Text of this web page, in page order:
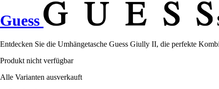
Guess
Entdecken Sie die Umhängetasche Guess Giully II, die perfekte
Produkt nicht verfügbar
Alle Varianten ausverkauft